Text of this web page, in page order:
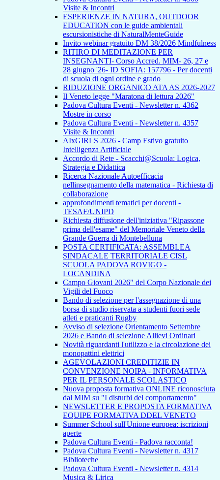
Visite & Incontri
ESPERIENZE IN NATURA, OUTDOOR
EDUCATION con le guide ambientali
escursionistiche di NaturalMenteGuide
Invito webinar gratuito DM 38/2026 Mindfulness
RITIRO DI MEDITAZIONE PER
INSEGNANTI- Corso Accred. MIM- 26, 27 e
28 giugno '26- ID SOFIA: 157796 - Per docenti
di scuola di ogni ordine e grado
RIDUZIONE ORGANICO ATA AS 2026-2027
Il Veneto legge "Maratona di lettura 2026"
Padova Cultura Eventi - Newsletter n. 4362
Mostre in corso
Padova Cultura Eventi - Newsletter n. 4357
Visite & Incontri
AIxGIRLS 2026 - Camp Estivo gratuito
Intelligenza Artificiale
Accordo di Rete - Scacchi@Scuola: Logica,
Strategia e Didattica
Ricerca Nazionale Autoefficacia
nellinsegnamento della matematica - Richiesta di
collaborazione
approfondimenti tematici per docenti -
TESAF/UNIPD
Richiesta diffusione dell'iniziativa "Ripassone
prima dell'esame" del Memoriale Veneto della
Grande Guerra di Montebelluna
POSTA CERTIFICATA: ASSEMBLEA
SINDACALE TERRITORIALE CISL
SCUOLA PADOVA ROVIGO -
LOCANDINA
Campo Giovani 2026" del Corpo Nazionale dei
Vigili del Fuoco
Bando di selezione per l'assegnazione di una
borsa di studio riservata a studenti fuori sede
atleti e praticanti Rugby
Avviso di selezione Orientamento Settembre
2026 e Bando di selezione Allievi Ordinari
Novità riguardanti l'utilizzo e la circolazione dei
monopattini elettrici
AGEVOLAZIONI CREDITIZIE IN
CONVENZIONE NOIPA - INFORMATIVA
PER IL PERSONALE SCOLASTICO
Nuova proposta formativa ONLINE riconosciuta
dal MIM su "I disturbi del comportamento"
NEWSLETTER E PROPOSTA FORMATIVA
EQUIPE FORMATIVA DDEL VENETO
Summer School sull'Unione europea: iscrizioni
aperte
Padova Cultura Eventi - Padova racconta!
Padova Cultura Eventi - Newsletter n. 4317
Biblioteche
Padova Cultura Eventi - Newsletter n. 4314
Musica & Lirica